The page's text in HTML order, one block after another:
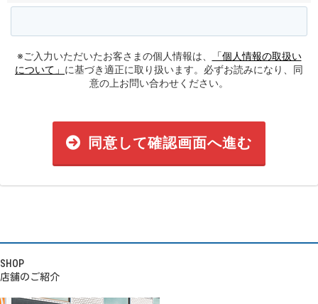
※ご入力いただいたお客さまの個人情報は、
「個人情報の取扱い
について」 に基づき適正に取り扱います。必ずお読みになり、同
意の上お問い合わせください。
同意して確認画面へ進む
SHOP
店舗のご紹介